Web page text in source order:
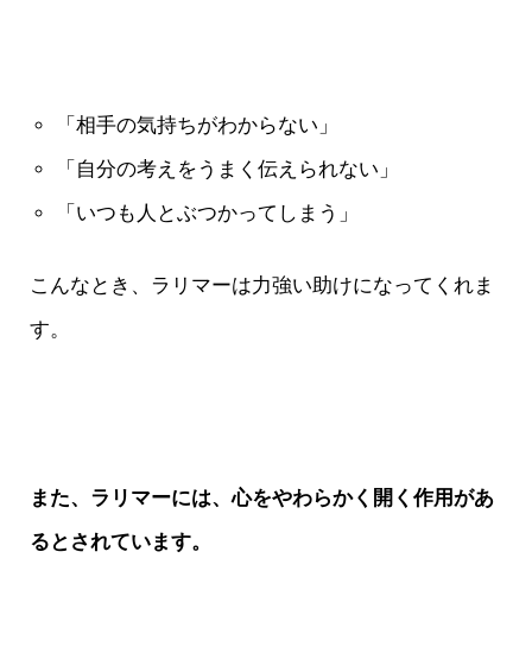
「相手の気持ちがわからない」
「自分の考えをうまく伝えられない」
「いつも人とぶつかってしまう」
こんなとき、ラリマーは力強い助けになってくれま
す。
また、ラリマーには、心をやわらかく開く作用があ
るとされています。